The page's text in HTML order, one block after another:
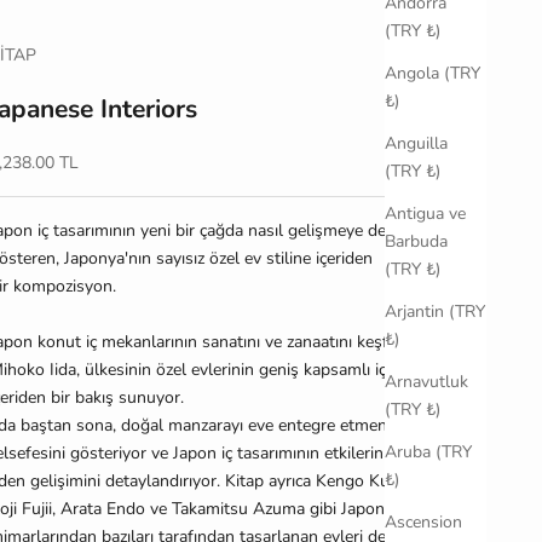
(TRY ₺)
Angola (TRY
₺)
Anguilla
(TRY ₺)
Antigua ve
Barbuda
(TRY ₺)
Arjantin (TRY
₺)
Arnavutluk
(TRY ₺)
Aruba (TRY
₺)
Ascension
Interiors
fiyat
TL
iç tasarımının yeni bir çağda nasıl gelişmeye devam ettiğini
Japonya'nın sayısız özel ev stiline içeriden
kompozisyon.
konut iç mekanlarının sanatını ve zanaatını keşfeden yazar
Iida, ülkesinin özel evlerinin geniş kapsamlı iç tasarımına
bir bakış sunuyor.
baştan sona, doğal manzarayı eve entegre etmenin kalıcı
gösteriyor ve Japon iç tasarımının etkilerini ve devam
gelişimini detaylandırıyor. Kitap ayrıca Kengo Kuma, nendo,
Fujii, Arata Endo ve Takamitsu Azuma gibi Japonya'nın en iyi
bazıları tarafından tasarlanan evleri de sergiliyor.